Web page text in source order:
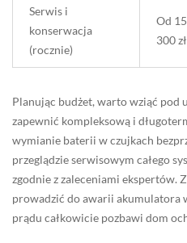
Serwis i
konserwacja
(rocznie)
Od
300 zł
Planując budżet, warto wziąć pod
zapewnić kompleksową i
wymianie baterii w czujkach
przeglądzie serwisowym całego
zgodnie z zaleceniami ekspertów.
prowadzić do awarii akumulatora
prądu całkowicie pozbawi dom